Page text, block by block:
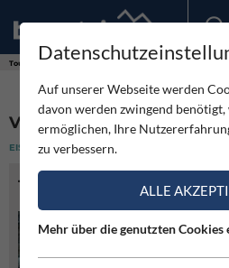
Touren
VORDERE REISELEHN
EISKLETTERN MITTEL
TOURENINFO
Auf unserer Webseite werden
davon werden zwingend benötigt,
ermöglichen, Ihre
zu verbessern.
ALLE
Mehr über die genutzten Cookies